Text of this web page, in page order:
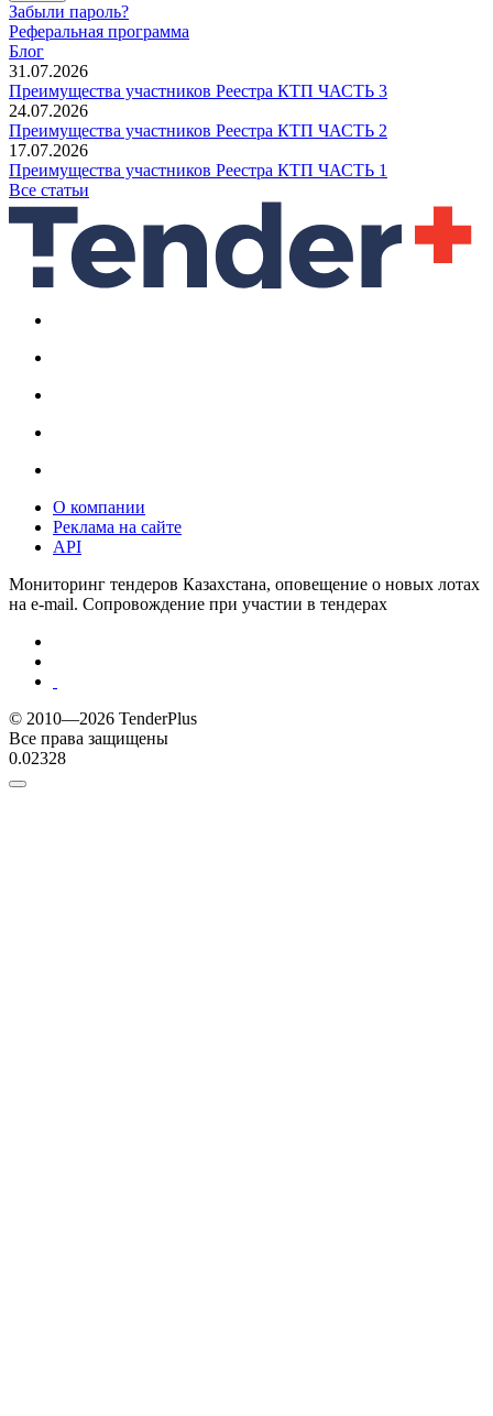
Забыли пароль?
Реферальная программа
Блог
31.07.2026
Преимущества участников Реестра КТП ЧАСТЬ 3
24.07.2026
Преимущества участников Реестра КТП ЧАСТЬ 2
17.07.2026
Преимущества участников Реестра КТП ЧАСТЬ 1
Все статьи
О компании
Реклама на сайте
API
Мониторинг тендеров Казахстана, оповещение о новых лотах
на e-mail. Сопровождение при участии в тендерах
© 2010—2026 TenderPlus
Все права защищены
0.02328